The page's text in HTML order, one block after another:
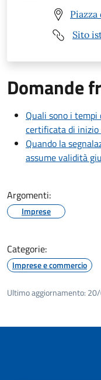
Piazza
Sito
Domande
Quali sono i
certificata di inizio
Quando la
assume validità
Argomenti:
Imprese
Categorie:
Imprese e commercio
Ultimo aggiornamento: